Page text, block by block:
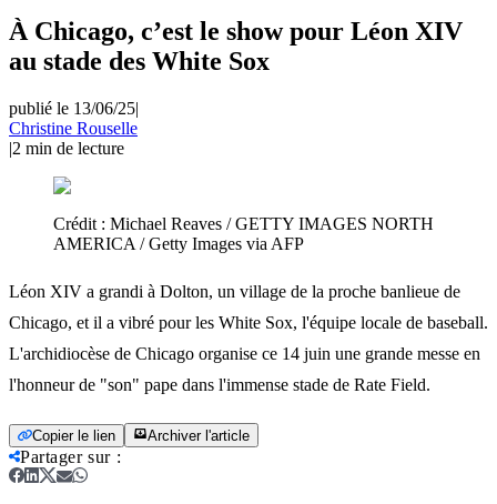
À Chicago, c’est le show pour Léon XIV
au stade des White Sox
publié le 13/06/25|
Christine Rouselle
|2 min de lecture
Crédit : Michael Reaves / GETTY IMAGES NORTH
AMERICA / Getty Images via AFP
Léon XIV a grandi à Dolton, un village de la proche banlieue de
Chicago, et il a vibré pour les White Sox, l'équipe locale de baseball.
L'archidiocèse de Chicago organise ce 14 juin une grande messe en
l'honneur de "son" pape dans l'immense stade de Rate Field.
Copier le lien Archiver l'article
Partager sur: